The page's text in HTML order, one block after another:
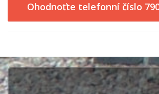
Ohodnoťte telefonní číslo